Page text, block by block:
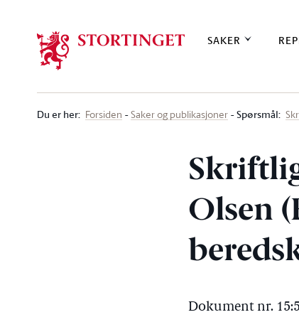
SAKER
Du er her: Forsiden Saker og publikasjoner Spørsmål:
Olsen
Dokument nr.